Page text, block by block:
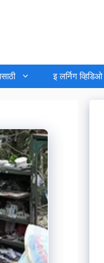
इ लर्निग व्हिडिओ